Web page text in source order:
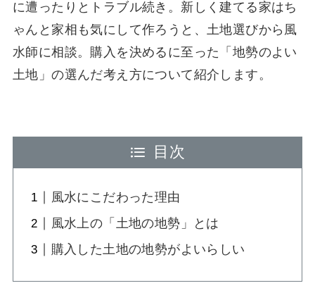
に遭ったりとトラブル続き。新しく建てる家はち
ゃんと家相も気にして作ろうと、土地選びから風
水師に相談。購入を決めるに至った「地勢のよい
土地」の選んだ考え方について紹介します。
目次
風水にこだわった理由
風水上の「土地の地勢」とは
購入した土地の地勢がよいらしい